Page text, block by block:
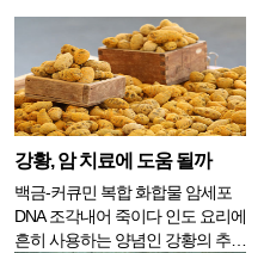
강황, 암 치료에 도움 될까
백금-커큐민 복합 화합물 암세포
DNA 조각내어 죽이다 인도 요리에
흔히 사용하는 양념인 강황의 추출